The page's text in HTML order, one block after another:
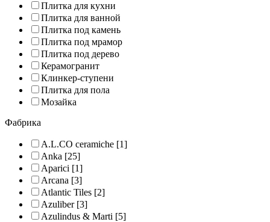
Плитка для кухни
Плитка для ванной
Плитка под камень
Плитка под мрамор
Плитка под дерево
Керамогранит
Клинкер-ступени
Плитка для пола
Мозайка
Фабрика
A.L.CO ceramiche [1]
Anka [25]
Aparici [1]
Arcana [3]
Atlantic Tiles [2]
Azuliber[3]
Azulindus & Marti [5]